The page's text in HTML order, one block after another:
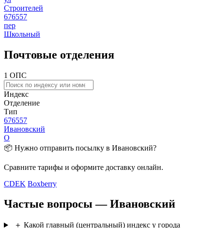
Строителей
676557
пер
Школьный
Почтовые отделения
1 ОПС
Индекс
Отделение
Тип
676557
Ивановский
О
📦 Нужно отправить посылку в Ивановский?
Сравните тарифы и оформите доставку онлайн.
CDEK Boxberry
Частые вопросы — Ивановский
＋ Какой главный (центральный) индекс у города